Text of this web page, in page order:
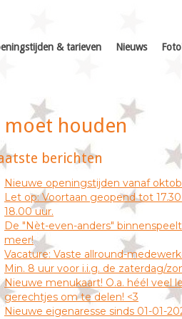
& tarieven Nieuws
moet houden
berichten
Nieuwe openingstijden vanaf
Let op: Voortaan geopend tot 17.30
18.00 uur.
De "Nèt-even-anders"
meer!
Vacature: Vaste allround-
Min. 8 uur voor i.i.g. de zaterdag/
Nieuwe menukaart! O.a. héél veel
gerechtjes om te delen! <3
Nieuwe eigenaresse sinds 01-01-